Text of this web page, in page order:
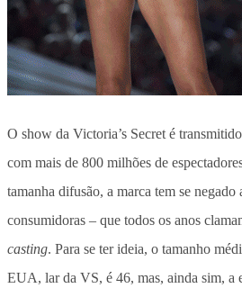
O show da Victoria’s Secret é
com mais de 800 milhões de
tamanha difusão, a marca tem se negado
consumidoras – que todos os anos
casting. Para se ter ideia, o tamanho
EUA, lar da VS, é 46, mas, ainda sim, a